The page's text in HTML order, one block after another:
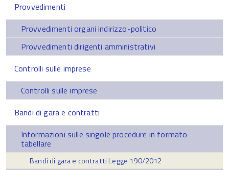
Provvedimenti
Provvedimenti organi indirizzo-politico
Provvedimenti dirigenti amministrativi
Controlli sulle imprese
Controlli sulle imprese
Bandi di gara e contratti
Informazioni sulle singole procedure in formato
tabellare
Bandi di gara e contratti Legge 190/2012